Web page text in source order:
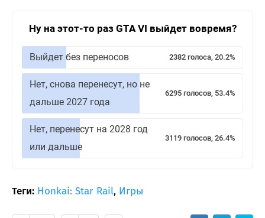
Ну на этот-то раз GTA VI выйдет вовремя?
Выйдет без переносов 2382 голоса, 20.2%
Нет, снова перенесут, но не
дальше 2027 года
6295 голосов, 53.4%
Нет, перенесут на 2028 год
или дальше
3119 голосов, 26.4%
Теги: Honkai: Star Rail, Игры